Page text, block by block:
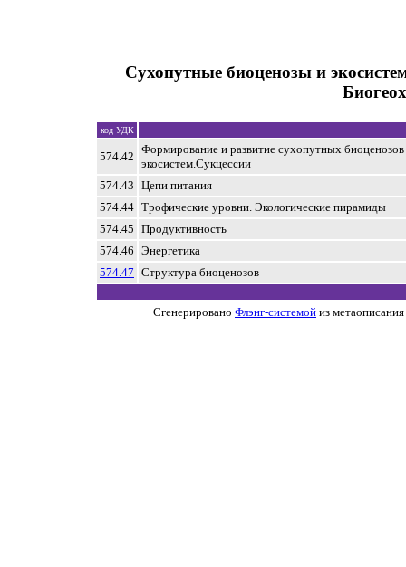
Сухопутные биоценозы и
код УДК
574.42
Формирование и развитие сухопутных
экосистем.Сукцессии
574.43 Цепи питания
574.44 Трофические уровни. Экологические пирамиды
574.45 Продуктивность
574.46 Энергетика
574.47 Структура биоценозов
Сгенерировано Флэнг-системой из